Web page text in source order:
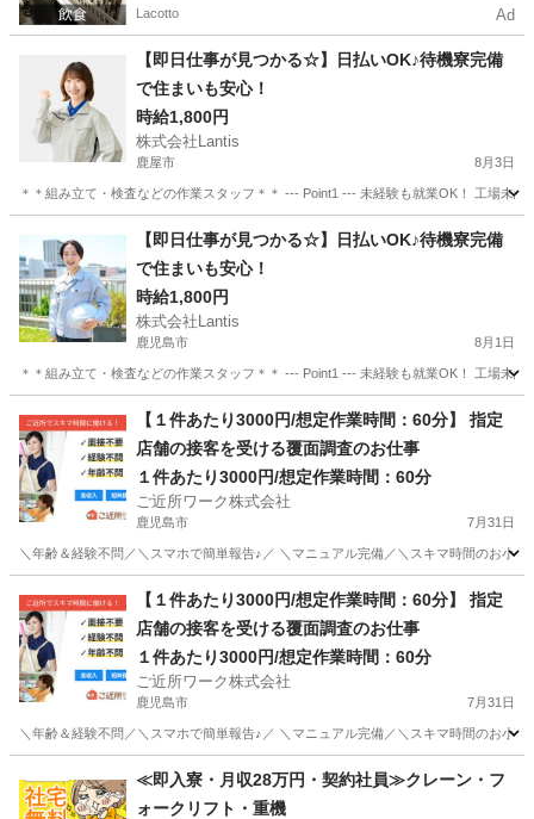
Lacotto Ad
【即日仕事が見つかる☆】日払いOK♪待機寮完備
で住まいも安心！
時給1,800円
株式会社Lantis
鹿屋市 8月3日
＊＊組み立て・検査などの作業スタッフ＊＊ --- Point1 --- 未経験も就業OK！ 工場未
工場 スタッフ
【即日仕事が見つかる☆】日払いOK♪待機寮完備
で住まいも安心！
時給1,800円
株式会社Lantis
鹿児島市 8月1日
＊＊組み立て・検査などの作業スタッフ＊＊ --- Point1 --- 未経験も就業OK！ 工場未
鹿児島市 工場 スタッフ
【１件あたり3000円/想定作業時間：60分】 指定
店舗の接客を受ける覆面調査のお仕事
１件あたり3000円/想定作業時間：60分
ご近所ワーク株式会社
鹿児島市 7月31日
＼年齢＆経験不問／＼スマホで簡単報告♪／ ＼マニュアル完備／＼スキマ時間のお小
鹿児島市 その他
【１件あたり3000円/想定作業時間：60分】 指定
店舗の接客を受ける覆面調査のお仕事
１件あたり3000円/想定作業時間：60分
ご近所ワーク株式会社
鹿児島市 7月31日
＼年齢＆経験不問／＼スマホで簡単報告♪／ ＼マニュアル完備／＼スキマ時間のお小
その他
≪即入寮・月収28万円・契約社員≫クレーン・フ
ォークリフト・重機